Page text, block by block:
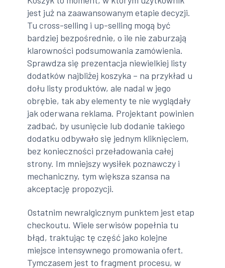
jest już na zaawansowanym etapie decyzji.
Tu cross-selling i up-selling mogą być
bardziej bezpośrednie, o ile nie zaburzają
klarowności podsumowania zamówienia.
Sprawdza się prezentacja niewielkiej listy
dodatków najbliżej koszyka – na przykład u
dołu listy produktów, ale nadal w jego
obrębie, tak aby elementy te nie wyglądały
jak oderwana reklama. Projektant powinien
zadbać, by usunięcie lub dodanie takiego
dodatku odbywało się jednym kliknięciem,
bez konieczności przeładowania całej
strony. Im mniejszy wysiłek poznawczy i
mechaniczny, tym większa szansa na
akceptację propozycji.
Ostatnim newralgicznym punktem jest etap
checkoutu. Wiele serwisów popełnia tu
błąd, traktując tę część jako kolejne
miejsce intensywnego promowania ofert.
Tymczasem jest to fragment procesu, w